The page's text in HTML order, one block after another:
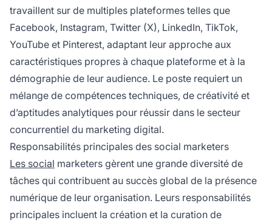
travaillent sur de multiples plateformes telles que
Facebook, Instagram, Twitter (X), LinkedIn, TikTok,
YouTube et Pinterest, adaptant leur approche aux
caractéristiques propres à chaque plateforme et à la
démographie de leur audience. Le poste requiert un
mélange de compétences techniques, de créativité et
d’aptitudes analytiques pour réussir dans le secteur
concurrentiel du marketing digital.
Responsabilités principales des social marketers
Les social marketers gèrent une grande diversité de
tâches qui contribuent au succès global de la présence
numérique de leur organisation. Leurs responsabilités
principales incluent la création et la curation de